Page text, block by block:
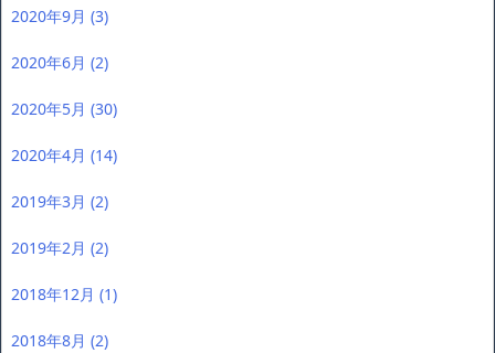
2020年9月 (3)
2020年6月 (2)
2020年5月 (30)
2020年4月 (14)
2019年3月 (2)
2019年2月 (2)
2018年12月 (1)
2018年8月 (2)